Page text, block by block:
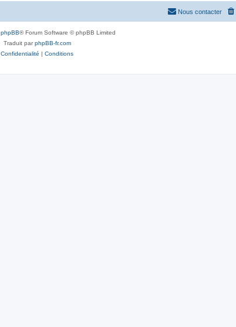
Nous contacter
phpBB® Forum Software © phpBB Limited
Traduit parphpBB-fr.com
Confidentialité | Conditions